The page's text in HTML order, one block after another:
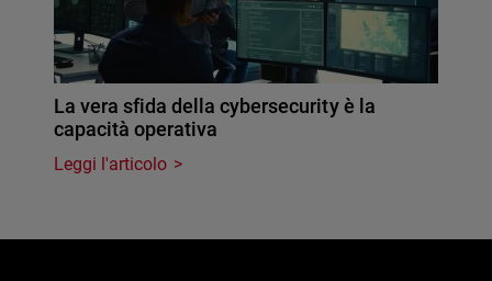
La vera sfida della cybersecurity è la
capacità operativa
Leggi l'articolo